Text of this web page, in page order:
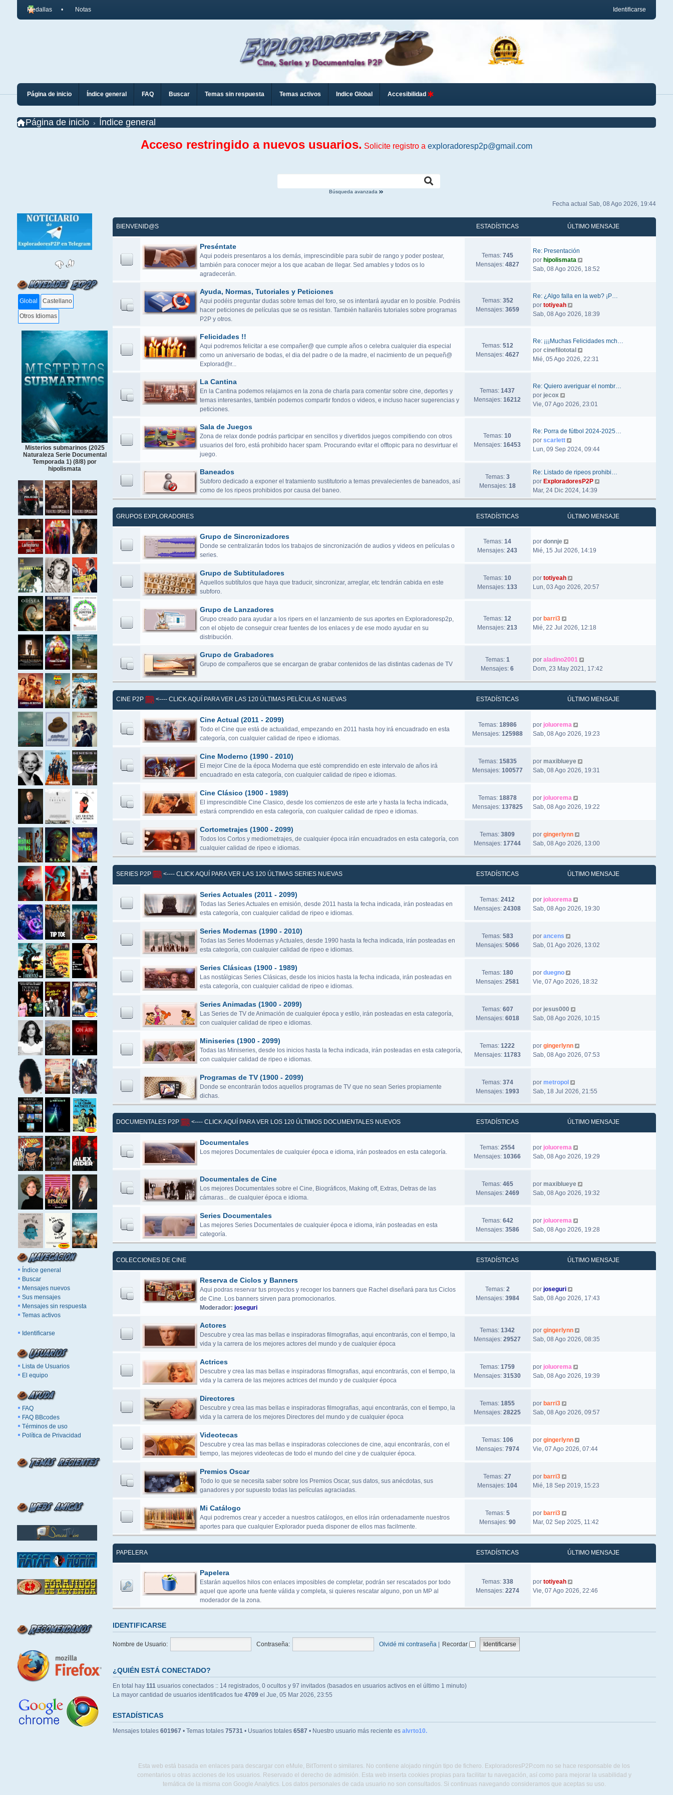
Identificarse
Medallas Notas
Página de inicio Índice general FAQ Buscar Temas sin respuesta Temas activos Indice Global Accesibilidad
Página de inicio Índice general
Acceso restringido a nuevos usuarios. Solicite registro a exploradoresp2p@gmail.com
Búsqueda avanzada
Global Castellano
Otros Idiomas
Misterios submarinos (2025
Naturaleza Serie Documental
Temporada 1) (8/8) por
hipolismata
Índice general
Buscar
Mensajes nuevos
Sus mensajes
Mensajes sin respuesta
Temas activos
Identificarse
Lista de Usuarios
El equipo
FAQ
FAQ BBcodes
Términos de uso
Política de Privacidad
Fecha actual Sab, 08 Ago 2026, 19:44
BIENVENID@S ESTADÍSTICAS ÚLTIMO MENSAJE
Preséntate
Aqui podeis presentaros a los demás, imprescindible para subir de rango y poder postear,
también para conocer mejor a los que acaban de llegar. Sed amables y todos os lo
agradecerán.
Temas: 745
Mensajes: 4827
Re: Presentación
por hipolismata
Sab, 08 Ago 2026, 18:52
Ayuda, Normas, Tutoriales y Peticiones
Aqui podéis preguntar dudas sobre temas del foro, se os intentará ayudar en lo posible. Podréis
hacer peticiones de películas que se os resistan. También hallaréis tutoriales sobre programas
P2P y otros.
Temas: 352
Mensajes: 3659
Re: ¿Algo falla en la web? ¡P…
por totiyeah
Sab, 08 Ago 2026, 18:39
Felicidades !!
Aqui podremos felicitar a ese compañer@ que cumple años o celebra cualquier dia especial
como un aniversario de bodas, el dia del padre o de la madre, el nacimiento de un pequeñ@
Explorad@r...
Temas: 512
Mensajes: 4627
Re: ¡¡¡Muchas Felicidades mch…
por cinefilototal
Mié, 05 Ago 2026, 22:31
La Cantina
En la Cantina podemos relajarnos en la zona de charla para comentar sobre cine, deportes y
temas interesantes, también podemos compartir fondos o videos, e incluso hacer sugerencias y
peticiones.
Temas:1437
Mensajes:16212
Re: Quiero averiguar el nombr…
por jecox
Vie, 07 Ago 2026, 23:01
Sala de Juegos
Zona de relax donde podrás participar en sencillos y divertidos juegos compitiendo con otros
usuarios del foro, está prohibido hacer spam. Procurando evitar el offtopic para no desvirtuar el
juego.
Temas:10
Mensajes:16453
Re: Porra de fútbol 2024-2025…
por scarlett
Lun, 09 Sep 2024, 09:44
Baneados
Subforo dedicado a exponer el tratamiento sustitutorio a temas prevalecientes de baneados, así
como de los ripeos prohibidos por causa del baneo.
Temas: 3
Mensajes: 18
Re: Listado de ripeos prohibi…
por ExploradoresP2P
Mar, 24 Dic 2024, 14:39
GRUPOS EXPLORADORES ESTADÍSTICAS ÚLTIMO MENSAJE
Grupo de Sincronizadores
Donde se centralizarán todos los trabajos de sincronización de audios y videos en películas o
series.
Temas:14
Mensajes:243
por donnje
Mié, 15 Jul 2026, 14:19
Grupo de Subtituladores
Aquellos subtítulos que haya que traducir, sincronizar, arreglar, etc tendrán cabida en este
subforo.
Temas:10
Mensajes:133
por totiyeah
Lun, 03 Ago 2026, 20:57
Grupo de Lanzadores
Grupo creado para ayudar a los ripers en el lanzamiento de sus aportes en Exploradoresp2p,
con el objeto de conseguir crear fuentes de los enlaces y de ese modo ayudar en su
distribución.
Temas:12
Mensajes:213
por barri3
Mié, 22 Jul 2026, 12:18
Grupo de Grabadores
Grupo de compañeros que se encargan de grabar contenidos de las distintas cadenas de TV
Temas: 1
Mensajes:6
por aladino2001
Dom, 23 May 2021, 17:42
CINE P2P <---- CLICK AQUÍ PARA VER LAS 120 ÚLTIMAS PELÍCULAS NUEVAS ESTADÍSTICAS ÚLTIMO MENSAJE
Cine Actual (2011 - 2099)
Todo el Cine que está de actualidad, empezando en 2011 hasta hoy irá encuadrado en esta
categoría, con cualquier calidad de ripeo e idiomas.
Temas: 18986
Mensajes: 125988
por joluorema
Sab, 08 Ago 2026, 19:23
Cine Moderno (1990 - 2010)
El mejor Cine de la época Moderna que esté comprendido en este intervalo de años irá
encuadrado en esta categoría, con cualquier calidad de ripeo e idiomas.
Temas: 15835
Mensajes: 100577
por maxiblueye
Sab, 08 Ago 2026, 19:31
Cine Clásico (1900 - 1989)
El imprescindible Cine Clasico, desde los comienzos de este arte y hasta la fecha indicada,
estará comprendido en esta categoría, con cualquier calidad de ripeo e idiomas.
Temas: 18878
Mensajes: 137825
por joluorema
Sab, 08 Ago 2026, 19:22
Cortometrajes (1900 - 2099)
Todos los Cortos y mediometrajes, de cualquier época irán encuadrados en esta categoría, con
cualquier calidad de ripeo e idiomas.
Temas:3809
Mensajes:17744
por gingerlynn
Sab, 08 Ago 2026, 13:00
SERIES P2P <---- CLICK AQUÍ PARA VER LAS 120 ÚLTIMAS SERIES NUEVAS ESTADÍSTICAS ÚLTIMO MENSAJE
Series Actuales (2011 - 2099)
Todas las Series Actuales en emisión, desde 2011 hasta la fecha indicada, irán posteadas en
esta categoría, con cualquier calidad de ripeo e idiomas.
Temas:2412
Mensajes:24308
por joluorema
Sab, 08 Ago 2026, 19:30
Series Modernas (1990 - 2010)
Todas las Series Modernas y Actuales, desde 1990 hasta la fecha indicada, irán posteadas en
esta categoría, con cualquier calidad de ripeo e idiomas.
Temas: 583
Mensajes: 5066
por ancens
Sab, 01 Ago 2026, 13:02
Series Clásicas (1900 - 1989)
Las nostálgicas Series Clásicas, desde los inicios hasta la fecha indicada, irán posteadas en
esta categoría, con cualquier calidad de ripeo e idiomas.
Temas: 180
Mensajes: 2581
por duegno
Vie, 07 Ago 2026, 18:32
Series Animadas (1900 - 2099)
Las Series de TV de Animación de cualquier época y estilo, irán posteadas en esta categoría,
con cualquier calidad de ripeo e idiomas.
Temas: 607
Mensajes: 6018
por jesus000
Sab, 08 Ago 2026, 10:15
Miniseries (1900 - 2099)
Todas las Miniseries, desde los inicios hasta la fecha indicada, irán posteadas en esta categoría,
con cualquier calidad de ripeo e idiomas.
Temas:1222
Mensajes: 11783
por gingerlynn
Sab, 08 Ago 2026, 07:53
Programas de TV (1900 - 2099)
Donde se encontrarán todos aquellos programas de TV que no sean Series propiamente
dichas.
Temas: 374
Mensajes: 1993
por metropol
Sab, 18 Jul 2026, 21:55
DOCUMENTALES P2P <---- CLICK AQUÍ PARA VER LOS 120 ÚLTIMOS DOCUMENTALES NUEVOS ESTADÍSTICAS ÚLTIMO MENSAJE
Documentales
Los mejores Documentales de cualquier época e idioma, irán posteados en esta categoría.
Temas:2554
Mensajes:10366
por joluorema
Sab, 08 Ago 2026, 19:29
Documentales de Cine
Los mejores Documentales sobre el Cine, Biográficos, Making off, Extras, Detras de las
cámaras... de cualquier época e idioma.
Temas: 465
Mensajes: 2469
por maxiblueye
Sab, 08 Ago 2026, 19:32
Series Documentales
Las mejores Series Documentales de cualquier época e idioma, irán posteadas en esta
categoría.
Temas: 642
Mensajes: 3586
por joluorema
Sab, 08 Ago 2026, 19:28
COLECCIONES DE CINE ESTADÍSTICAS ÚLTIMO MENSAJE
Reserva de Ciclos y Banners
Aqui podras reservar tus proyectos y recoger los banners que Rachel diseñará para tus Ciclos
de Cine. Los banners sirven para promocionarlos.
Moderador: joseguri
Temas: 2
Mensajes: 3984
por joseguri
Sab, 08 Ago 2026, 17:43
Actores
Descubre y crea las mas bellas e inspiradoras filmografias, aqui encontrarás, con el tiempo, la
vida y la carrera de los mejores actores del mundo y de cualquier época
Temas:1342
Mensajes:29527
por gingerlynn
Sab, 08 Ago 2026, 08:35
Actrices
Descubre y crea las mas bellas e inspiradoras filmografias, aqui encontrarás, con el tiempo, la
vida y la carrera de las mejores actrices del mundo y de cualquier época
Temas:1759
Mensajes:31530
por joluorema
Sab, 08 Ago 2026, 19:39
Directores
Descubre y crea las mas bellas e inspiradoras filmografias, aqui encontrarás, con el tiempo, la
vida y la carrera de los mejores Directores del mundo y de cualquier época
Temas:1855
Mensajes:28225
por barri3
Sab, 08 Ago 2026, 09:57
Videotecas
Descubre y crea las mas bellas e inspiradoras colecciones de cine, aqui encontrarás, con el
tiempo, las mejores videotecas de todo el mundo del cine y de cualquier época.
Temas: 106
Mensajes: 7974
por gingerlynn
Vie, 07 Ago 2026, 07:44
Premios Oscar
Todo lo que se necesita saber sobre los Premios Oscar, sus datos, sus anécdotas, sus
ganadores y por supuesto todas las películas agraciadas.
Temas:27
Mensajes:104
por barri3
Mié, 18 Sep 2019, 15:23
Mi Catálogo
Aqui podremos crear y acceder a nuestros catálogos, en ellos irán ordenadamente nuestros
aportes para que cualquier Explorador pueda disponer de ellos mas facilmente.
Temas: 5
Mensajes: 90
por barri3
Mar, 02 Sep 2025, 11:42
PAPELERA ESTADÍSTICAS ÚLTIMO MENSAJE
Papelera
Estarán aquellos hilos con enlaces imposibles de completar, podrán ser rescatados por todo
aquel que aporte una fuente válida y completa, si quieres rescatar alguno, pon un MP al
moderador de la zona.
Temas: 338
Mensajes: 2274
por totiyeah
Vie, 07 Ago 2026, 22:46
IDENTIFICARSE
Nombre de Usuario: Contraseña: Olvidé mi contraseña Recordar
¿QUIÉN ESTÁ CONECTADO?
En total hay 111usuarios conectados :: 14 registrados, 0 ocultos y 97 invitados (basados en usuarios activos en el último 1 minuto)
La mayor cantidad de usuarios identificados fue 4709el Jue, 05 Mar 2026, 23:55
ESTADÍSTICAS
Mensajes totales 601967 • Temas totales 75731• Usuarios totales 6587 • Nuestro usuario más reciente es alvrto10.
Esta web está basada en enlaces para descargar con eMule, BitTorrent o similares. No contiene alojado ningún tipo de fichero. ExploradoresP2P.com no se hace responsable de los
comentarios u otras acciones de los usuarios. Reservado el derecho de admisión. Esta web inserta cookies propias para facilitar tu navegación, así como para mejorar la usabilidad y
temática de la misma con Google Analytics. Los datos personales de cada usuario no son consultados. Si continuas navegando consideramos que aceptas su uso.